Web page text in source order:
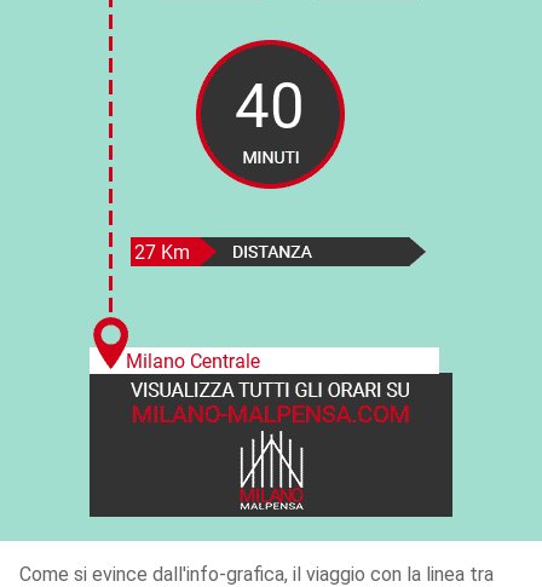
Come si evince dall'info-grafica, il viaggio con la linea tra